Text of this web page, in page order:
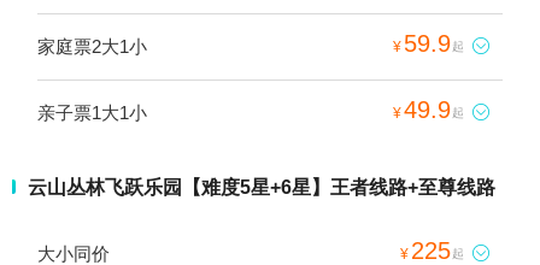
家庭票2大1小 ¥ 59.9起 
亲子票1大1小 ¥49.9起 
云山丛林飞跃乐园【难度5星+6星】王者线路+至尊线路
大小同价 ¥ 225起 